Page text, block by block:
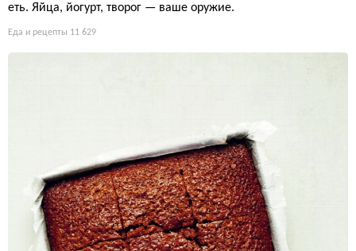
еть. Яйца, йогурт, творог — ваше оружие.
Еда и рецепты 11 629